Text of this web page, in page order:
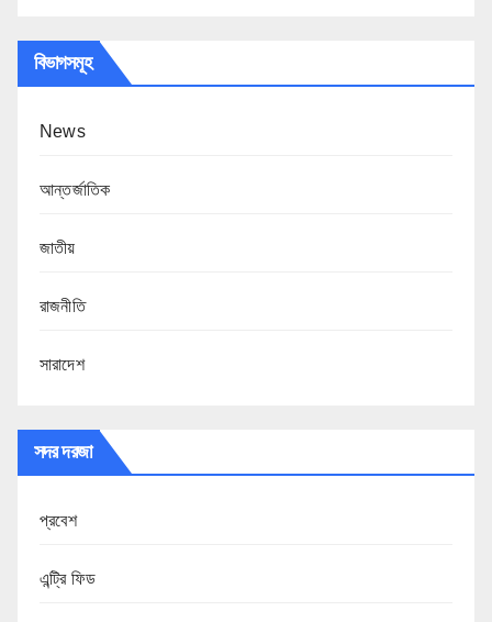
বিভাগসমূহ
News
আন্তর্জাতিক
জাতীয়
রাজনীতি
সারাদেশ
সদর দরজা
প্রবেশ
এন্ট্রি ফিড